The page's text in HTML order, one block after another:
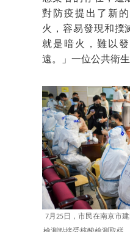
對防疫提出了新
火，容易發現和撲
就是暗火，難以
遠。」一位公共衛生
7月25日，市民在南京市